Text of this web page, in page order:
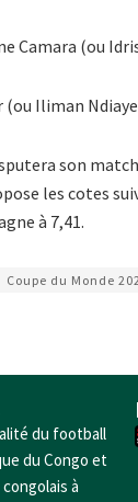
Camara (ou
(ou Iliman
son match
les cotes
à 7,41.
Coupe du Monde
du football
du Congo et
à